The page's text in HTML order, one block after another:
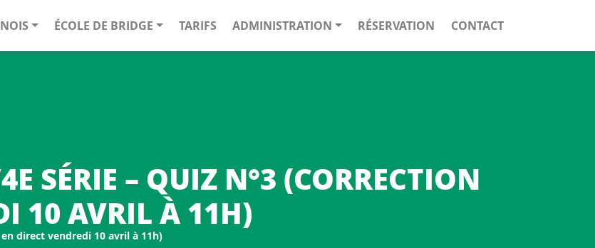
ÉCOLE DE BRIDGE TARIFS ADMINISTRATION RÉSERVATION CONTACT
SÉRIE – QUIZ N°3 (CORRECTION
10 AVRIL À 11H)
direct vendredi 10 avril à 11h)